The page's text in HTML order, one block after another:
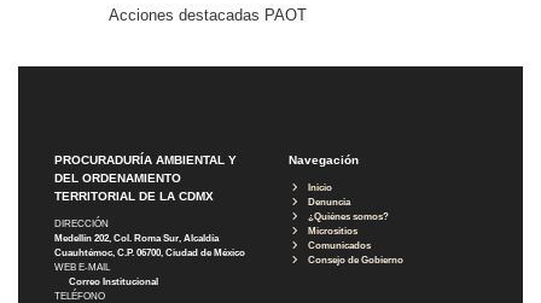
Acciones destacadas PAOT
PROCURADURÍA AMBIENTAL Y
DEL ORDENAMIENTO
TERRITORIAL DE LA CDMX
DIRECCIÓN
Medellín 202, Col. Roma Sur, Alcaldía
Cuauhtémoc, C.P. 06700, Ciudad de México
WEB E-MAIL
Correo Institucional
TELÉFONO
Navegación
Inicio
Denuncia
¿Quiénes somos?
Micrositios
Comunicados
Consejo de Gobierno